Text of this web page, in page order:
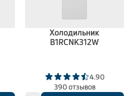
Холодильник
B1RCNK312W
4.90
390 отзывов